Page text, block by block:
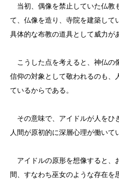
当初、偶像を禁止していた仏教
て、仏像を造り、寺院を建築して
具体的な布教の道具として威力が
こうした点を考えると、神仏の
信仰の対象として敬われるのも、
ているからである。
その意味で、アイドルが人をひ
人間が原初的に深層心理が働いて
アイドルの原形を想像すると、
間、すなわち巫女のような存在を